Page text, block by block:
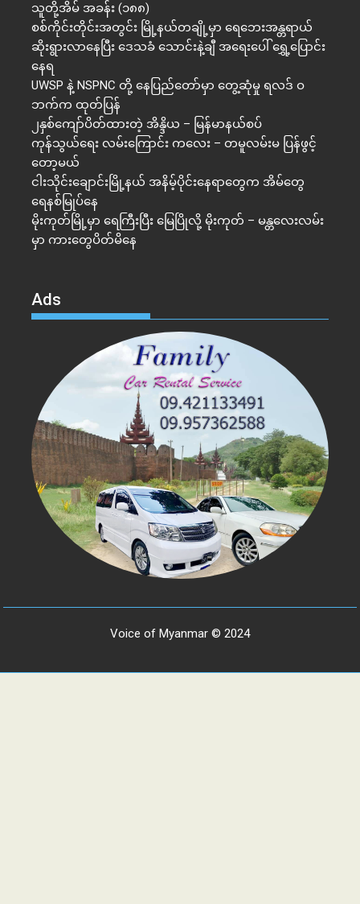
သူတို့အိမ် အခန်း (၁၈၈)
စစ်ကိုင်းတိုင်းအတွင်း မြို့နယ်တချို့မှာ ရေဘေးအန္တရာယ်
ဆိုးရွားလာနေပြီး ဒေသခံ သောင်းနဲ့ချီ အရေးပေါ် ရွှေ့ပြောင်း
နေရ
UWSP နဲ့ NSPNC တို့ နေပြည်တော်မှာ တွေ့ဆုံမှု ရလဒ် ဝ
ဘက်က ထုတ်ပြန်
၂နှစ်​ကျော်ပိတ်ထားတဲ့ အိန္ဒိယ – မြန်မာနယ်စပ်
ကုန်သွယ်ရေး လမ်းကြောင်း ကလေး – တမူလမ်းမ ပြန်ဖွင့်
တော့မယ်
ငါးသိုင်းချောင်းမြို့နယ် အနိမ့်ပိုင်းနေရာတွေက အိမ်​တွေ
ရေနစ်မြုပ်နေ
မိုးကုတ်မြို့မှာ ရေကြီးပြီး မြေပြိုလို့ မိုးကုတ် – မန္တလေးလမ်း
မှာ ကားတွေပိတ်မိနေ
Ads
Voice of Myanmar © 2024